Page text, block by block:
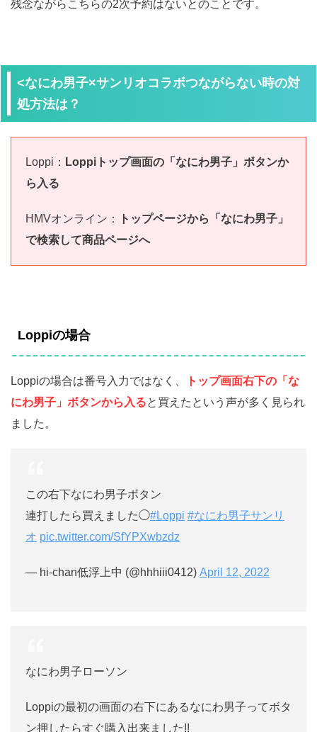
残念ながらこちらの2次予約はないとのことです。
<なにわ男子×サンリオコラボつながらない時の対
処方法は？
Loppi： Loppiトップ画面の「なにわ男子」ボタンか
ら入る
HMVオンライン：
トップページから「なにわ男子」
で検索して商品ページへ
Loppiの場合
Loppiの場合は番号入力ではなく、
トップ画面右下の「な
にわ男子」ボタンから入ると買えたという声が多く見られ
ました。
この右下なにわ男子ボタン
連打したら買えました◯#Loppi #なにわ男子サンリ
オ pic.twitter.com/SfYPXwbzdz
— hi-chan低浮上中 (@hhhiii0412) April 12, 2022
なにわ男子ローソン
Loppiの最初の画面の右下にあるなにわ男子ってボタ
ン押したらすぐ購入出来ました!!